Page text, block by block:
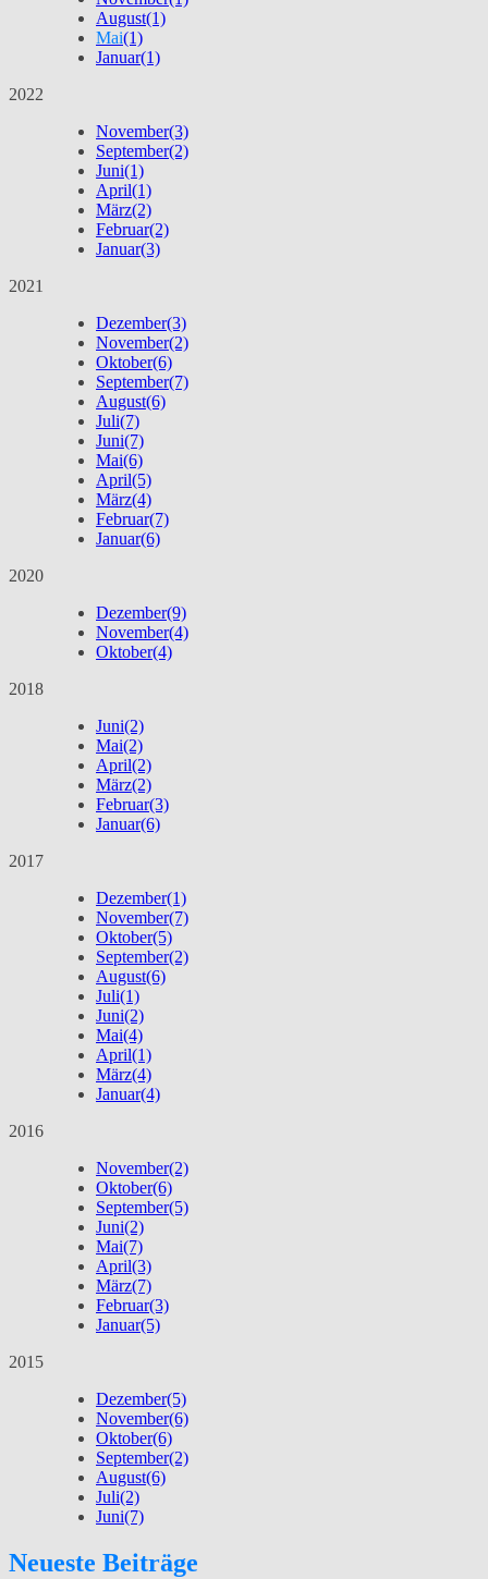
August(1)
Mai(1)
Januar(1)
2022
November(3)
September(2)
Juni(1)
April(1)
März(2)
Februar(2)
Januar(3)
2021
Dezember(3)
November(2)
Oktober(6)
September(7)
August(6)
Juli(7)
Juni(7)
Mai(6)
April(5)
März(4)
Februar(7)
Januar(6)
2020
Dezember(9)
November(4)
Oktober(4)
2018
Juni(2)
Mai(2)
April(2)
März(2)
Februar(3)
Januar(6)
2017
Dezember(1)
November(7)
Oktober(5)
September(2)
August(6)
Juli(1)
Juni(2)
Mai(4)
April(1)
März(4)
Januar(4)
2016
November(2)
Oktober(6)
September(5)
Juni(2)
Mai(7)
April(3)
März(7)
Februar(3)
Januar(5)
2015
Dezember(5)
November(6)
Oktober(6)
September(2)
August(6)
Juli(2)
Juni(7)
Neueste Beiträge